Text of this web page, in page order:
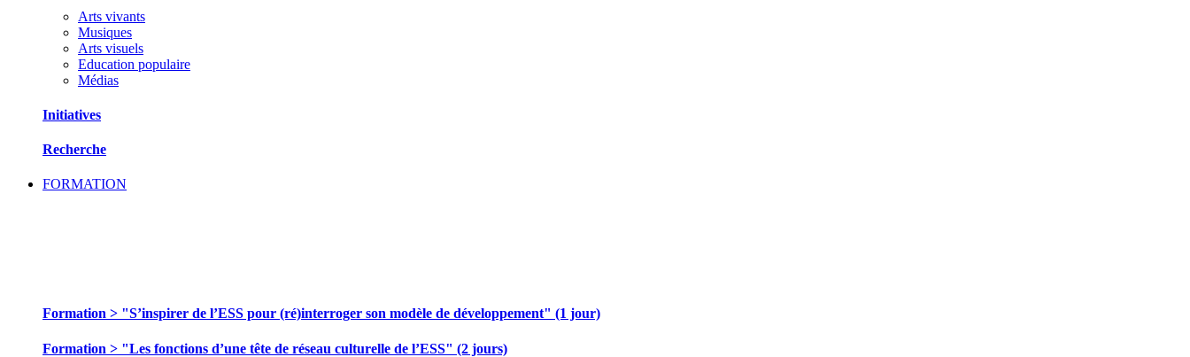
Arts vivants
Musiques
Arts visuels
Education populaire
Médias
Initiatives
Recherche
FORMATION
Formation > "S’inspirer de l’ESS pour (ré)interroger son modèle de développement" (1 jour)
Formation > "Les fonctions d’une tête de réseau culturelle de l’ESS" (2 jours)